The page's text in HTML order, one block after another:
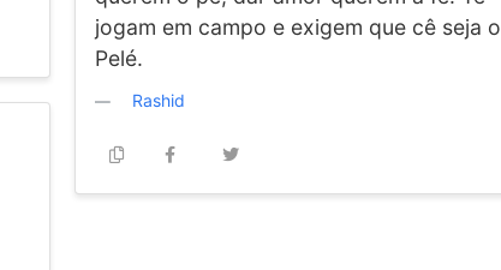
jogam em campo e exigem que cê seja o
Pelé.
Rashid